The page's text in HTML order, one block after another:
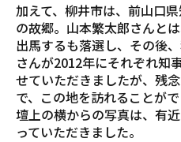
加えて、柳井市は、前山口
の故郷。山本繁太郎さんと
出馬するも落選し、その後
さんが2012年にそれぞれ知
せていただきましたが、残
で、この地を訪れることが
壇上の横からの写真は、有
っていただきました。